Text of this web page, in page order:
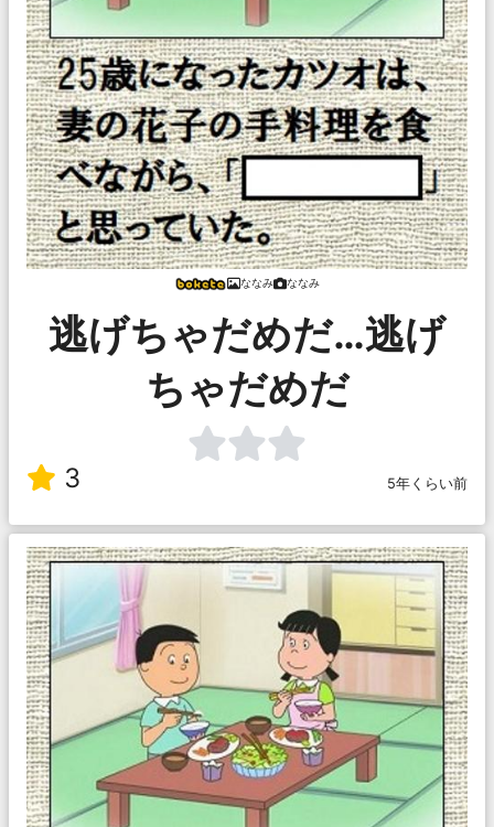
ななみ ななみ
逃げちゃだめだ…逃げ
ちゃだめだ
3 5年くらい前